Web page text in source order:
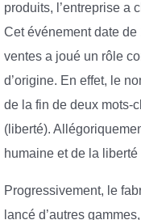
produits, l’entreprise a
Cet événement date
ventes a joué un rôle
d’origine. En effet, le
de la fin de deux mots-
(liberté).
humaine et de la liberté
Progressivement, le
lancé d’autres